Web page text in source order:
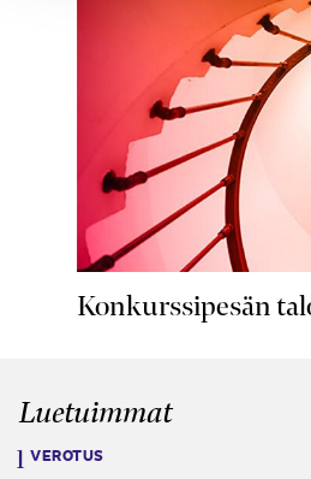
Konkurssipesän
Luetuimmat
VEROTUS